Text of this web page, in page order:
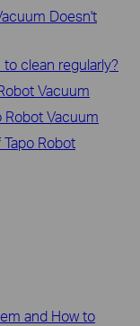
Doesn't
clean regularly?
Vacuum
Robot Vacuum
Robot
and How to